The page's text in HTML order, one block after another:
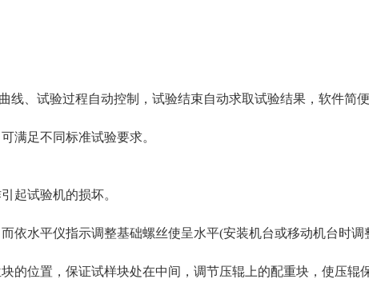
线、试验过程自动控制，试验结束自动求取试验结果，软件简
满足不同标准试验要求。
起试验机的损坏。
依水平仪指示调整基础螺丝使呈水平(安装机台或移动机台时调
的位置，保证试样块处在中间，调节压辊上的配重块，使压辊